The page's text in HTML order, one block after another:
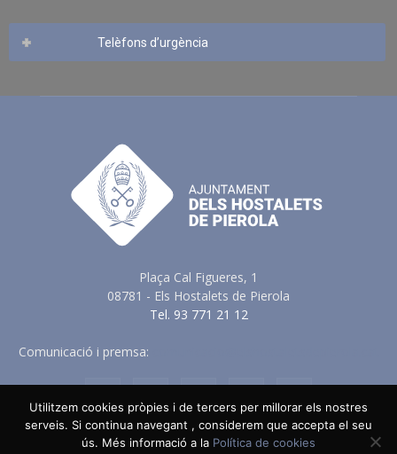
Telèfons d’urgència
Plaça Cal Figueres, 1
08781 - Els Hostalets de Pierola
Tel. 93 771 21 12
Comunicació i premsa:
Avis Legal Política de Privacitat Política de Cookies
Utilitzem cookies pròpies i de tercers per millorar els nostres
serveis. Si continua navegant , considerem que accepta el seu
ús. Més informació a la Política de cookies